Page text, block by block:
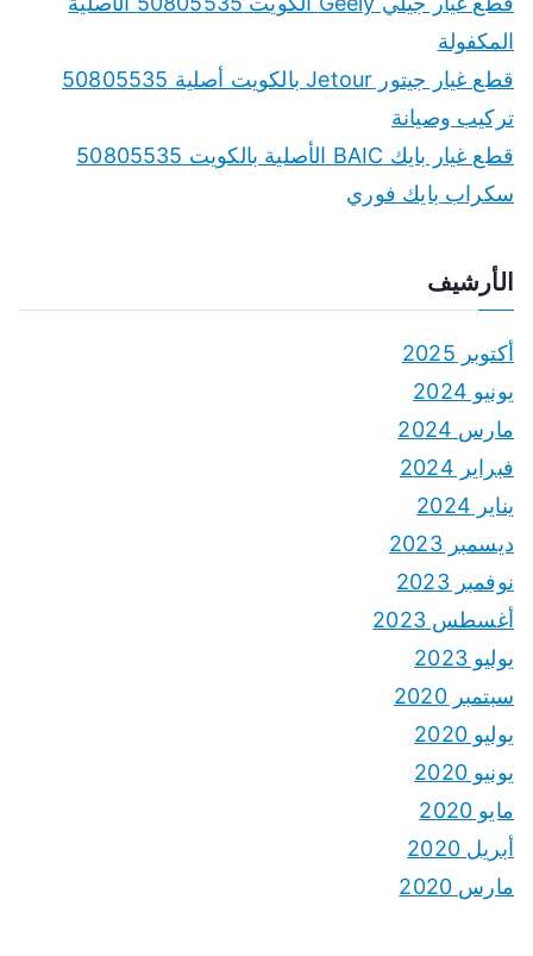
المكفولة
قطع غيار جيتور Jetour بالكويت أصلية 50805535
تركيب وصيانة
قطع غيار بايك BAIC الأصلية بالكويت 50805535
سكراب بايك فوري
الأرشيف
أكتوبر 2025
يونيو 2024
مارس 2024
فبراير 2024
يناير 2024
ديسمبر 2023
نوفمبر 2023
أغسطس 2023
يوليو 2023
سبتمبر 2020
يوليو 2020
يونيو 2020
مايو 2020
أبريل 2020
مارس 2020